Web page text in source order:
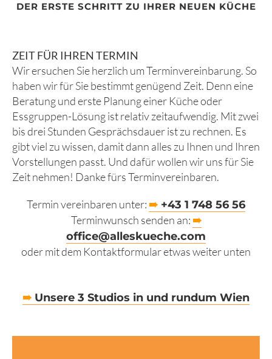
DER ERSTE SCHRITT ZU IHRER NEUEN KÜCHE
ZEIT FÜR IHREN TERMIN
Wir ersuchen Sie herzlich um Terminvereinbarung. So
haben wir für Sie bestimmt genügend Zeit. Denn eine
Beratung und erste Planung einer Küche oder
Essgruppen-Lösung ist relativ zeitaufwendig. Mit zwei
bis drei Stunden Gesprächsdauer ist zu rechnen. Es
gibt viel zu wissen, damit dann alles zu Ihnen und Ihren
Vorstellungen passt. Und dafür wollen wir uns für Sie
Zeit nehmen! Danke fürs Terminvereinbaren.
Termin vereinbaren unter: ➠ +43 1 748 56 56
Terminwunsch senden an: ➠
office@alleskueche.com
oder mit dem Kontaktformular etwas weiter unten
➠ Unsere 3 Studios in und rundum Wien